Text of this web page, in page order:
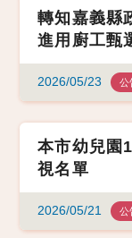
轉知嘉義縣
進用廚工甄
2026/05/23 公
本市幼兒園
視名單
2026/05/21 公